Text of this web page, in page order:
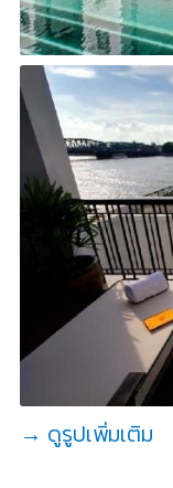
→ ดูรูปเพิ่มเติม